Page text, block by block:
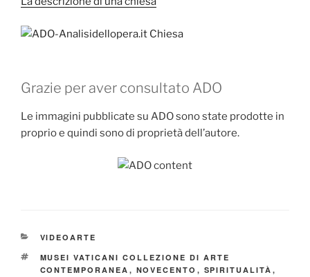
Grazie per aver consultato ADO
Le immagini pubblicate su ADO sono state prodotte in
proprio e quindi sono di proprietà dell’autore.
CATEGORIE
VIDEOARTE
TAG
MUSEI VATICANI COLLEZIONE DI ARTE
CONTEMPORANEA , NOVECENTO , SPIRITUALITÀ ,